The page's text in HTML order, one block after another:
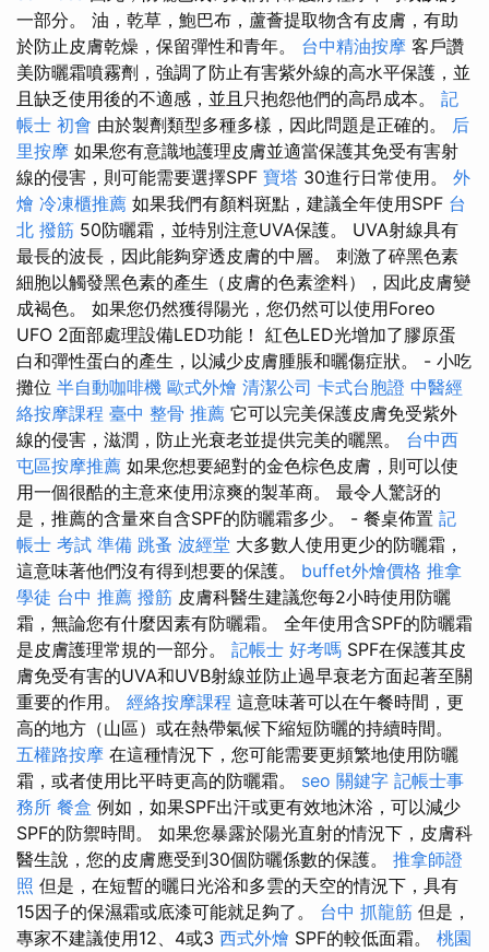
一部分。 油，乾草，鮑巴布，蘆薈提取物含有皮膚，有助
於防止皮膚乾燥，保留彈性和青年。 台中精油按摩 客戶讚
美防曬霜噴霧劑，強調了防止有害紫外線的高水平保護，並
且缺乏使用後的不適感，並且只抱怨他們的高昂成本。 記
帳士 初會 由於製劑類型多種多樣，因此問題是正確的。 后
里按摩 如果您有意識地護理皮膚並適當保護其免受有害射
線的侵害，則可能需要選擇SPF 寶塔 30進行日常使用。 外
燴 冷凍櫃推薦 如果我們有顏料斑點，建議全年使用SPF 台
北 撥筋 50防曬霜，並特別注意UVA保護。 UVA射線具有
最長的波長，因此能夠穿透皮膚的中層。 刺激了碎黑色素
細胞以觸發黑色素的產生（皮膚的色素塗料），因此皮膚變
成褐色。 如果您仍然獲得陽光，您仍然可以使用Foreo
UFO 2面部處理設備LED功能！ 紅色LED光增加了膠原蛋
白和彈性蛋白的產生，以減少皮膚腫脹和曬傷症狀。 - 小吃
攤位 半自動咖啡機 歐式外燴 清潔公司 卡式台胞證 中醫經
絡按摩課程 臺中 整骨 推薦 它可以完美保護皮膚免受紫外
線的侵害，滋潤，防止光衰老並提供完美的曬黑。 台中西
屯區按摩推薦 如果您想要絕對的金色棕色皮膚，則可以使
用一個很酷的主意來使用涼爽的製革商。 最令人驚訝的
是，推薦的含量來自含SPF的防曬霜多少。 - 餐桌佈置 記
帳士 考試 準備 跳蚤 波經堂 大多數人使用更少的防曬霜，
這意味著他們沒有得到想要的保護。 buffet外燴價格 推拿
學徒 台中 推薦 撥筋 皮膚科醫生建議您每2小時使用防曬
霜，無論您有什麼因素有防曬霜。 全年使用含SPF的防曬霜
是皮膚護理常規的一部分。 記帳士 好考嗎 SPF在保護其皮
膚免受有害的UVA和UVB射線並防止過早衰老方面起著至關
重要的作用。 經絡按摩課程 這意味著可以在午餐時間，更
高的地方（山區）或在熱帶氣候下縮短防曬的持續時間。
五權路按摩 在這種情況下，您可能需要更頻繁地使用防曬
霜，或者使用比平時更高的防曬霜。 seo 關鍵字 記帳士事
務所 餐盒 例如，如果SPF出汗或更有效地沐浴，可以減少
SPF的防禦時間。 如果您暴露於陽光直射的情況下，皮膚科
醫生說，您的皮膚應受到30個防曬係數的保護。 推拿師證
照 但是，在短暫的曬日光浴和多雲的天空的情況下，具有
15因子的保濕霜或底漆可能就足夠了。 台中 抓龍筋 但是，
專家不建議使用12、4或3 西式外燴 SPF的較低面霜。 桃園